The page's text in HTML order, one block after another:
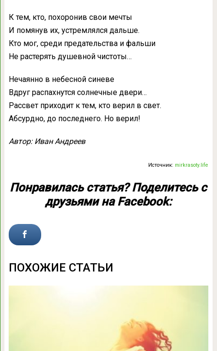
К тем, кто, похоронив свои мечты
И помянув их, устремлялся дальше.
Кто мог, среди предательства и фальши
Не растерять душевной чистоты…
Нечаянно в небесной синеве
Вдруг распахнутся солнечные двери…
Рассвет приходит к тем, кто верил в свет.
Абсурдно, до последнего. Но верил!
Автор: Иван Андреев
Источник: mirkrasoty.life
Понравилась статья? Поделитесь с
друзьями на Facebook:
ПОХОЖИЕ СТАТЬИ